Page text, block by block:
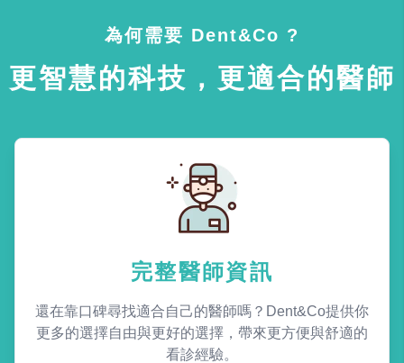
為何需要 Dent&Co ?
更智慧的科技，更適合的醫師
完整醫師資訊
還在靠口碑尋找適合自己的醫師嗎？Dent&Co提供你
更多的選擇自由與更好的選擇，帶來更方便與舒適的
看診經驗。